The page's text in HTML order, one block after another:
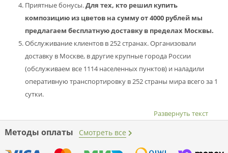
Приятные бонусы.Для тех, кто решил купить
композицию из цветов на сумму от 4000 рублей мы
предлагаем бесплатную доставку в пределах Москвы.
Обслуживание клиентов в 252 странах. Организовали
доставку в Москве, в другие крупные города России
(обслуживаем все 1114 населенных пунктов) и наладили
оперативную транспортировку в 252 страны мира всего за 1
сутки.
Развернуть текст
Методы оплаты Смотреть все